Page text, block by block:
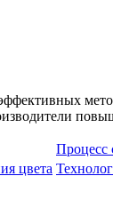
Процесс
цвета